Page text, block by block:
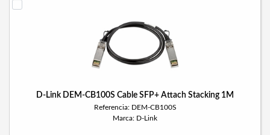
D-Link DEM-CB100S Cable SFP+ Attach Stacking 1M
Referencia: DEM-CB100S
Marca: D-Link